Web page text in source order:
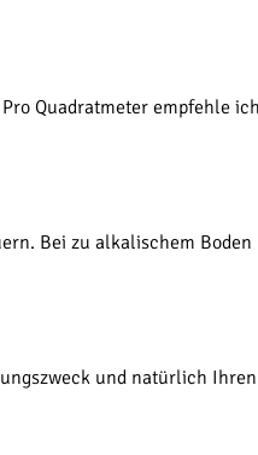
Quadratmeter empfehle
Bei zu alkalischem
und natürlich